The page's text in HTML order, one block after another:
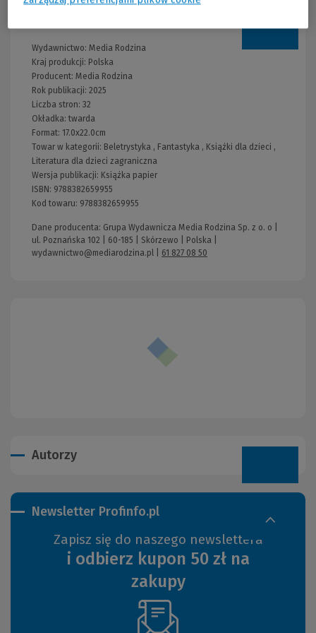
Wydawnictwo: Media Rodzina
Kraj produkcji: Polska
Producent: Media Rodzina
Rok publikacji: 2025
Liczba stron: 32
Okładka:twarda
Format: 17.0x22.0cm
Towar w kategorii: Beletrystyka , Fantastyka , Książki dla dzieci ,
Literatura dla dzieci zagraniczna
Wersja publikacji: Książka papier
ISBN: 9788382659955
Kod towaru: 9788382659955
Dane producenta: Grupa Wydawnicza Media Rodzina Sp. z o. o |
ul. Poznańska 102 | 60-185 | Skórzewo | Polska |
wydawnictwo@mediarodzina.pl
61 827 08 50
Autorzy
Newsletter Profinfo.pl
Zapisz się do naszego newslettera
i odbierz kupon 50 zł na
zakupy
(Nowe